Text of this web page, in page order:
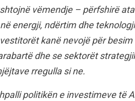
vëmendje – përfshirë
energji, ndërtim dhe
kanë nevojë për
dhe se sektorët
rregulla si ne.
politikën e investimeve të